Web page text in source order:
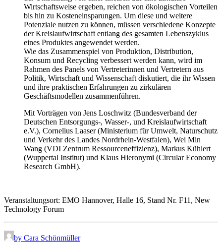
Wirtschaftsweise ergeben, reichen von ökologischen Vorteilen
bis hin zu Kosteneinsparungen. Um diese und weitere
Potenziale nutzen zu können, müssen verschiedene Konzepte
der Kreislaufwirtschaft entlang des gesamten Lebenszyklus
eines Produktes angewendet werden.
Wie das Zusammenspiel von Produktion, Distribution,
Konsum und Recycling verbessert werden kann, wird im
Rahmen des Panels von Vertreterinnen und Vertretern aus
Politik, Wirtschaft und Wissenschaft diskutiert, die ihr Wissen
und ihre praktischen Erfahrungen zu zirkulären
Geschäftsmodellen zusammenführen.
Mit Vorträgen von Jens Loschwitz (Bundesverband der
Deutschen Entsorgungs-, Wasser-, und Kreislaufwirtschaft
e.V.), Cornelius Laaser (Ministerium für Umwelt, Naturschutz
und Verkehr des Landes Nordrhein-Westfalen), Wei Min
Wang (VDI Zentrum Ressourceneffizienz), Markus Kühlert
(Wuppertal Institut) und Klaus Hieronymi (Circular Economy
Research GmbH).
Veranstaltungsort: EMO Hannover, Halle 16, Stand Nr. F11, New
Technology Forum
by Cara Schönmüller